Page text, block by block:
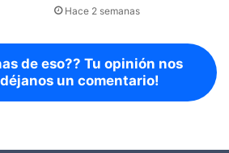
Hace 2 semanas
de eso?? Tu opinión nos
un comentario!